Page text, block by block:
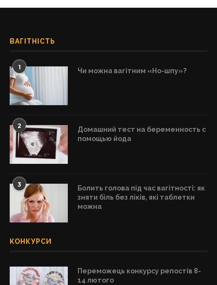
ВАГІТНІСТЬ
1 Чи можна вагітним «Но-шпу»?
2
Домашний тест на беременность с
помощью йода
3
Болить голова під час вагітності: як
зняти біль без ліків, які таблетки
можна
КОНКУРСИ
Переможець конкурсу репостів 8-
14 лютого